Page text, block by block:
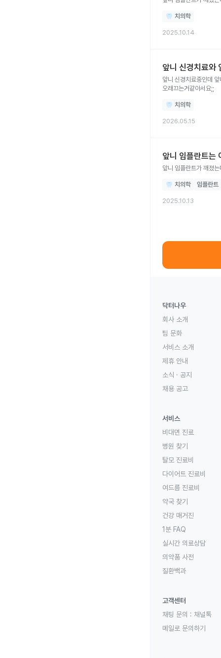
치의학
2025.10.14
앞니 신경치료와
앞니 신경치료중인데
오래끄는거같아서요;;
치의학
2026.05.15
앞니 임플란트는
치의학 임플란트
2025.10.13
닥터나우
회사 소개
팀 문화
서비스 소개
제휴 안내
소식 · 공지
채용 공고
서비스
비대면 진료
병원 찾기
탈모 진료비
다이어트 진료비
여드름 진료비
약국 찾기
건강 매거진
1분 FAQ
실시간 의료상담
의약품 사전
질환백과
고객센터
채팅 문의 : 채널톡
메일로 문의하기